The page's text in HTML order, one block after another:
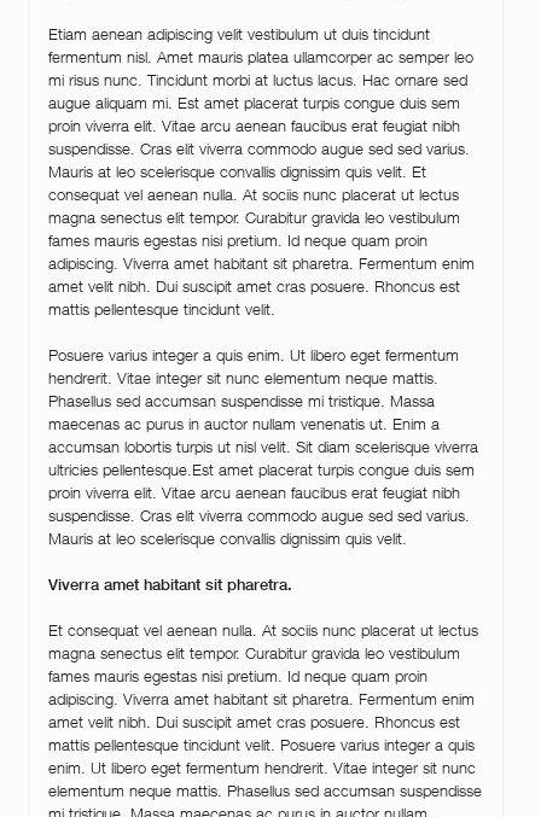
Etiam aenean adipiscing velit vestibulum ut duis tincidunt
fermentum nisl. Amet mauris platea ullamcorper ac semper leo
mi risus nunc. Tincidunt morbi at luctus lacus. Hac ornare sed
augue aliquam mi. Est amet placerat turpis congue duis sem
proin viverra elit. Vitae arcu aenean faucibus erat feugiat nibh
suspendisse. Cras elit viverra commodo augue sed sed varius.
Mauris at leo scelerisque convallis dignissim quis velit. Et
consequat vel aenean nulla. At sociis nunc placerat ut lectus
magna senectus elit tempor. Curabitur gravida leo vestibulum
fames mauris egestas nisi pretium. Id neque quam proin
adipiscing. Viverra amet habitant sit pharetra. Fermentum enim
amet velit nibh. Dui suscipit amet cras posuere. Rhoncus est
mattis pellentesque tincidunt velit.
Posuere varius integer a quis enim. Ut libero eget fermentum
hendrerit. Vitae integer sit nunc elementum neque mattis.
Phasellus sed accumsan suspendisse mi tristique. Massa
maecenas ac purus in auctor nullam venenatis ut. Enim a
accumsan lobortis turpis ut nisl velit. Sit diam scelerisque viverra
ultricies pellentesque.Est amet placerat turpis congue duis sem
proin viverra elit. Vitae arcu aenean faucibus erat feugiat nibh
suspendisse. Cras elit viverra commodo augue sed sed varius.
Mauris at leo scelerisque convallis dignissim quis velit.
Viverra amet habitant sit pharetra.
Et consequat vel aenean nulla. At sociis nunc placerat ut lectus
magna senectus elit tempor. Curabitur gravida leo vestibulum
fames mauris egestas nisi pretium. Id neque quam proin
adipiscing. Viverra amet habitant sit pharetra. Fermentum enim
amet velit nibh. Dui suscipit amet cras posuere. Rhoncus est
mattis pellentesque tincidunt velit. Posuere varius integer a quis
enim. Ut libero eget fermentum hendrerit. Vitae integer sit nunc
elementum neque mattis. Phasellus sed accumsan suspendisse